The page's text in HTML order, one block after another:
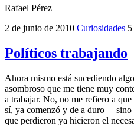
Rafael Pérez
2 de junio de 2010 Curiosidades
Políticos trabajando
Ahora mismo está sucediendo
asombroso que me tiene muy
a trabajar. No, no me refiero a
sí, ya comenzó y de a duro— sino
que perdieron ya hicieron el